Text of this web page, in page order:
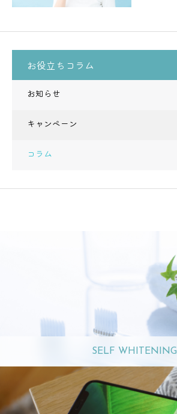
お役立ちコラム
お知らせ
キャンペーン
コラム
SELF WHITENING